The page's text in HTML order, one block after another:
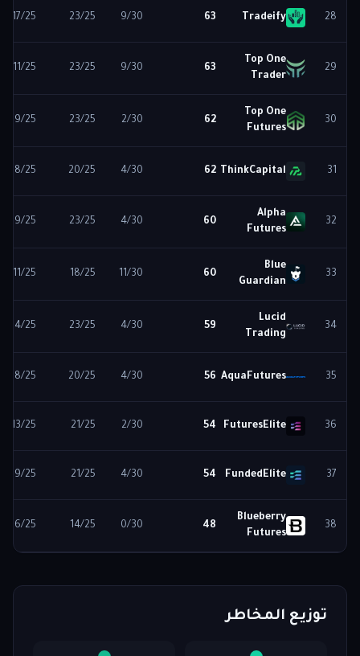
28
Tradeify
63
9/30
23/25
17/25
29
Top One
Trader
63
9/30
23/25
11/25
30
Top One
Futures
62
2/30
23/25
19/25
31
ThinkCapital
62
4/30
20/25
18/25
32
Alpha
Futures
60
4/30
23/25
19/25
33
Blue
Guardian
60
11/30
18/25
11/25
34
Lucid
Trading
59
4/30
23/25
14/25
35
AquaFutures
56
4/30
20/25
18/25
36
FuturesElite
54
2/30
21/25
13/25
37
FundedElite
54
4/30
21/25
9/25
38
Blueberry
Futures
48
0/30
14/25
16/25
توزيع المخاطر